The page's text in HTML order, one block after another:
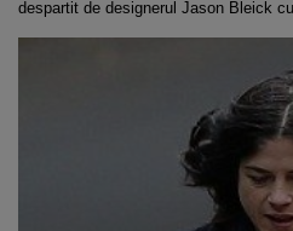
despartit de designerul Jason Bleick